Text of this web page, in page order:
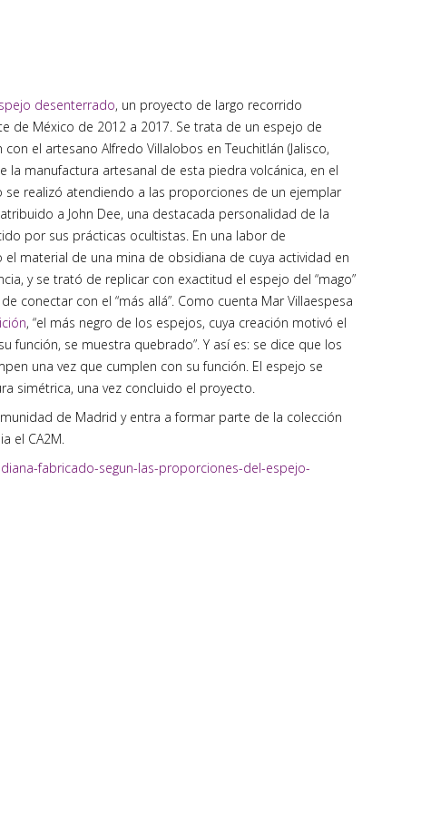
desenterrado, un proyecto de largo recorrido
de México de 2012 a 2017. Se trata de un espejo de
el artesano Alfredo Villalobos en Teuchitlán (Jalisco,
la manufactura artesanal de esta piedra volcánica, en el
se realizó atendiendo a las proporciones de un ejemplar
a John Dee, una destacada personalidad de la
por sus prácticas ocultistas. En una labor de
material de una mina de obsidiana de cuya actividad en
y se trató de replicar con exactitud el espejo del “mago”
conectar con el “más allá”. Como cuenta Mar Villaespesa
, “el más negro de los espejos, cuya creación motivó el
función, se muestra quebrado”. Y así es: se dice que los
una vez que cumplen con su función. El espejo se
simétrica, una vez concluido el proyecto.
de Madrid y entra a formar parte de la colección
el CA2M.
fabricado-segun-las-proporciones-del-espejo-